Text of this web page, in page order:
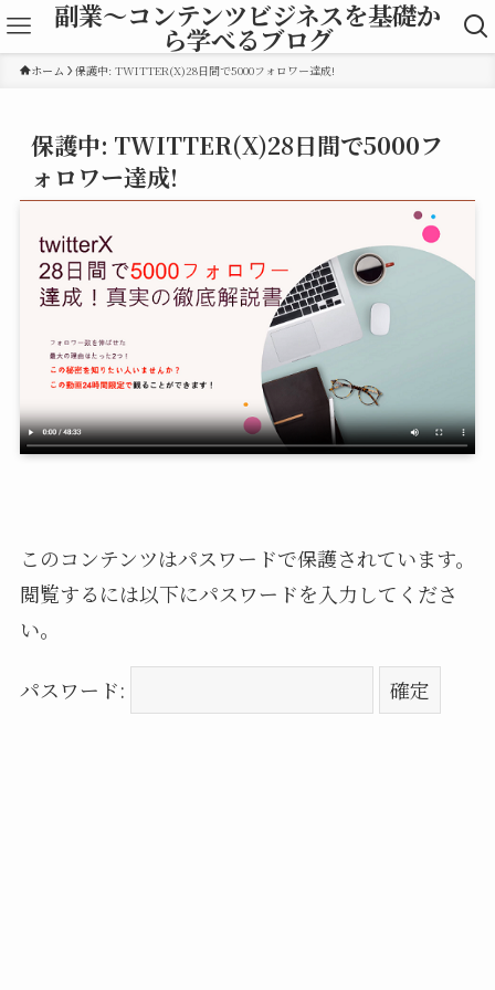
副業～コンテンツビジネスを基礎か
ら学べるブログ
ホーム 保護中: TWITTER(X)28日間で5000フォロワー達成!
保護中: TWITTER(X)28日間で5000フ
ォロワー達成!
このコンテンツはパスワードで保護されています。
閲覧するには以下にパスワードを入力してくださ
い。
パスワード: